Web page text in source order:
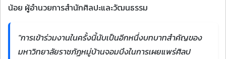
น้อย ผู้อำนวยการสำนักศิลปะและวัฒนธรรม
"การเข้าร่วมงานในครั้งนี้นับเป็นอีกหนึ่งบทบาทสำคัญของ
มหาวิทยาลัยราชภัฏหมู่บ้านจอมบึงในการเผยแพร่ศิลป